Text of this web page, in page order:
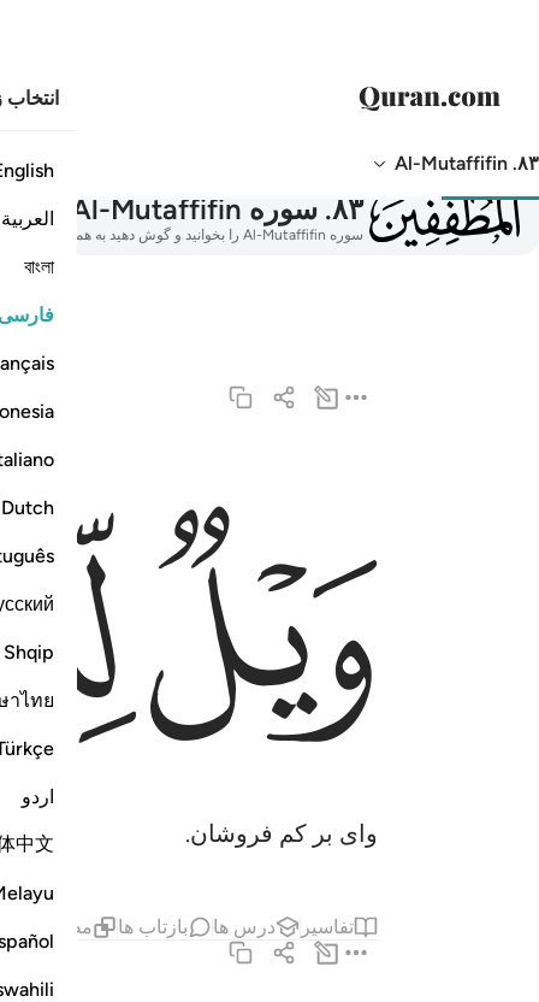
انتخاب
العربية
বাংলা
فارسی
Dutch
Shqip
าไทย
اردو
中文
۸۳. Al-Mutaffifin
083
۸۳. سوره Al-Mutaffifin
سوره Al-Mutaffifin را بخوانید و گوش دهید به همراه ترجمه، تفسیر، تلاوت صوتی، معنی کلمه به کلمه و آوانگاری.
ﲥ
وای بر کم فروشان.
تفاسیر درس ها بازتاب ها مطالب